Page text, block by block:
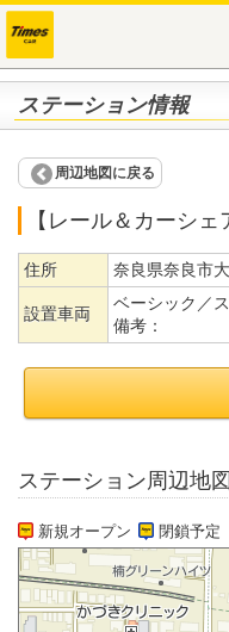
ステーション情報
周辺地図に戻る
【レール＆カーシ
住所 奈良県奈良市
設置車両
ベーシック／
備考：
ステーション周辺地図
新規オープン 閉鎖予定